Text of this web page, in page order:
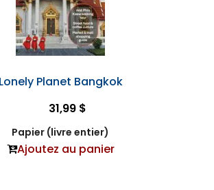
Lonely Planet Bangkok
31,99 $
Papier (livre entier)
Ajoutez au panier